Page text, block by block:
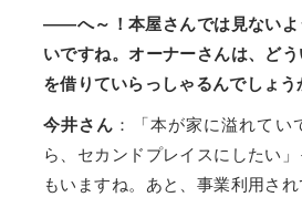
――へ～！本屋さんでは見ないよ
いですね。オーナーさんは、ど
を借りていらっしゃるんでしょう
今井さん ：「本が家に溢れてい
ら、セカンドプレイスにしたい
もいますね。あと、事業利用さ